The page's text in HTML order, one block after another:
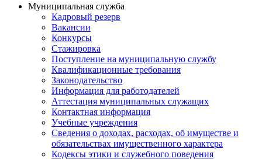
Муниципальная служба
Кадровый резерв
Вакансии
Конкурсы
Стажировка
Поступление на муниципальную службу
Квалификационные требования
Законодательство
Информация для работодателей
Аттестация муниципальных служащих
Контактная информация
Учебные учреждения
Сведения о доходах, расходах, об имуществе и
обязательствах имущественного характера
Кодексы этики и служебного поведения